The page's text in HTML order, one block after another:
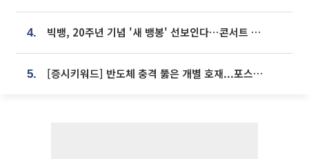
4. 빅뱅, 20주년 기념 '새 뱅봉' 선보인다⋯콘서트 앞두고 팝업 개최
5. [증시키워드] 반도체 충격 뚫은 개별 호재...포스코퓨처엠·에코프로·한화솔루션 '눈길'